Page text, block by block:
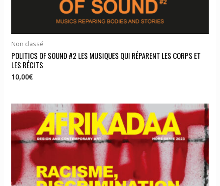
Non classé
POLITICS OF SOUND #2 LES MUSIQUES QUI RÉPARENT LES CORPS ET
LES RÉCITS
10,00€